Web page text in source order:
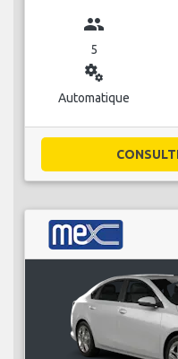
group
5
miscellaneous_services
Automatique